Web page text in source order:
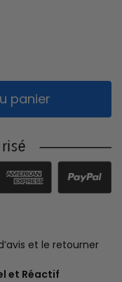
panier
et le retourner
et Réactif